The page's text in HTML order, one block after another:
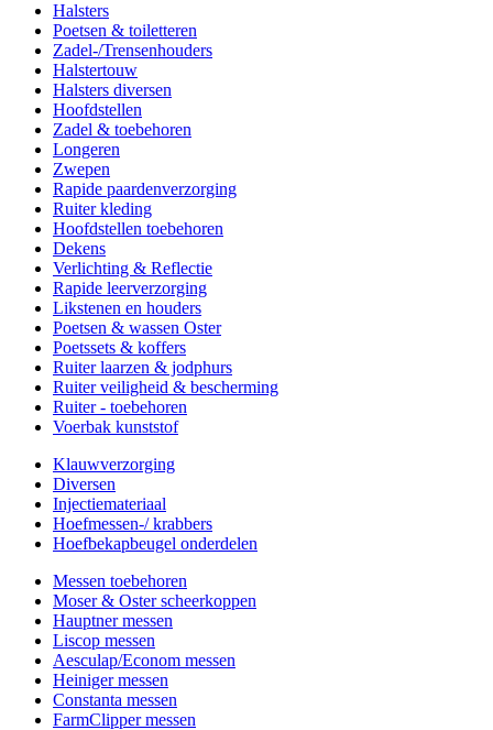
Halsters
Poetsen & toiletteren
Zadel-/Trensenhouders
Halstertouw
Halsters diversen
Hoofdstellen
Zadel & toebehoren
Longeren
Zwepen
Rapide paardenverzorging
Ruiter kleding
Hoofdstellen toebehoren
Dekens
Verlichting & Reflectie
Rapide leerverzorging
Likstenen en houders
Poetsen & wassen Oster
Poetssets & koffers
Ruiter laarzen & jodphurs
Ruiter veiligheid & bescherming
Ruiter - toebehoren
Voerbak kunststof
Klauwverzorging
Diversen
Injectiemateriaal
Hoefmessen-/ krabbers
Hoefbekapbeugel onderdelen
Messen toebehoren
Moser & Oster scheerkoppen
Hauptner messen
Liscop messen
Aesculap/Econom messen
Heiniger messen
Constanta messen
FarmClipper messen